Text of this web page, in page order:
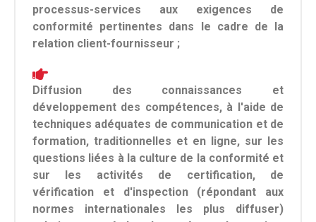
processus-services aux exigences de
conformité pertinentes dans le cadre de la
relation client-fournisseur ;
Diffusion des connaissances et
développement des compétences, à l'aide de
techniques adéquates de communication et de
formation, traditionnelles et en ligne, sur les
questions liées à la culture de la conformité et
sur les activités de certification, de
vérification et d'inspection (répondant aux
normes internationales les plus diffuser)